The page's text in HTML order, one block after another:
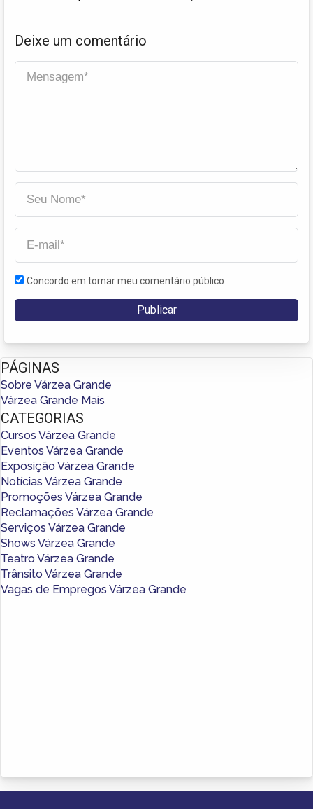
Deixe um comentário
Concordo em tornar meu comentário público
PÁGINAS
Sobre Várzea Grande
Várzea Grande Mais
CATEGORIAS
Cursos Várzea Grande
Eventos Várzea Grande
Exposição Várzea Grande
Notícias Várzea Grande
Promoções Várzea Grande
Reclamações Várzea Grande
Serviços Várzea Grande
Shows Várzea Grande
Teatro Várzea Grande
Trânsito Várzea Grande
Vagas de Empregos Várzea Grande